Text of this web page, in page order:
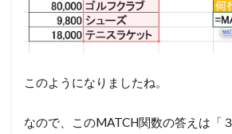
このようになりましたね。
なので、このMATCH関数の答えは「